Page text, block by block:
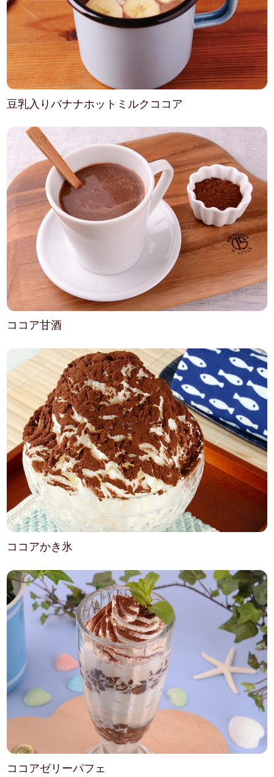
豆乳入りバナナホットミルクココア
ココア甘酒
ココアかき氷
ココアゼリーパフェ